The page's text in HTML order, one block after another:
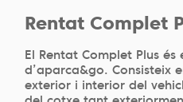
Rentat Complet
El Rentat Complet Plus és
d’aparca&go. Consisteix
exterior i interior del